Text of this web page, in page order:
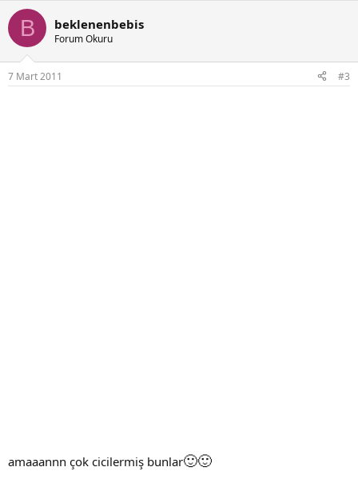
k
l
B beklenenbebis
Forum Okuru
7 Mart 2011 #3
amaaannn çok cicilermiş bunlar🙂🙂